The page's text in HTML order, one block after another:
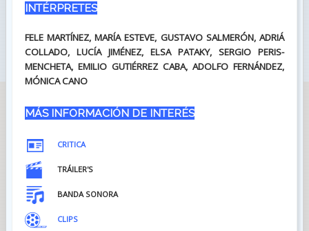
INTÉRPRETES
FELE MARTÍNEZ, MARÍA ESTEVE, GUSTAVO SALMERÓN, ADRIÁ
COLLADO, LUCÍA JIMÉNEZ, ELSA PATAKY, SERGIO PERIS-
MENCHETA, EMILIO GUTIÉRREZ CABA, ADOLFO FERNÁNDEZ,
MÓNICA CANO
MÁS INFORMACIÓN DE INTERÉS
CRITICA
TRÁILER'S
BANDA SONORA
CLIPS